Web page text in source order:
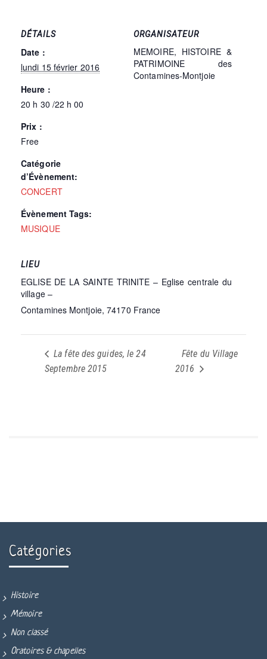
DÉTAILS
Date :
lundi 15 février 2016
Heure :
20 h 30 /22 h 00
Prix :
Free
Catégorie
d’Évènement:
CONCERT
Évènement Tags:
MUSIQUE
LIEU
EGLISE DE LA SAINTE TRINITE – Eglise centrale du
village –
Contamines Montjoie, 74170 France
ORGANISATEUR
MEMOIRE, HISTOIRE &
PATRIMOINE des
Contamines-Montjoie
La fête des guides, le 24
Septembre 2015
Fête du Village
2016
Catégories
Histoire
Mémoire
Non classé
Oratoires & chapelles